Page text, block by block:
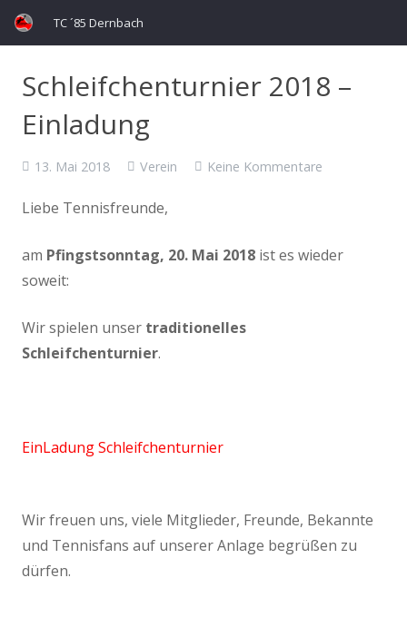
TC ´85 Dernbach
Schleifchenturnier 2018 –
Einladung
13. Mai 2018 Verein Keine Kommentare
Liebe Tennisfreunde,
am Pfingstsonntag, 20. Mai 2018 ist es wieder
soweit:
Wir spielen unser traditionelles
Schleifchenturnier.
EinLadung Schleifchenturnier
Wir freuen uns, viele Mitglieder, Freunde, Bekannte
und Tennisfans auf unserer Anlage begrüßen zu
dürfen.